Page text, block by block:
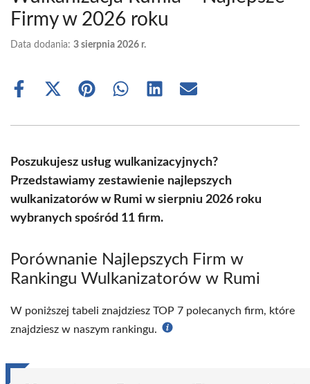
Firmy w 2026 roku
Data dodania: 3 sierpnia 2026 r.
Share
Share
(Twitter)
Share Share Share Share
Poszukujesz usług wulkanizacyjnych?
Przedstawiamy zestawienie najlepszych
wulkanizatorów w Rumi w sierpniu 2026 roku
wybranych spośród 11 firm.
Porównanie Najlepszych Firm w
Rankingu Wulkanizatorów w Rumi
W poniższej tabeli znajdziesz TOP 7 polecanych firm, które
znajdziesz w naszym rankingu.